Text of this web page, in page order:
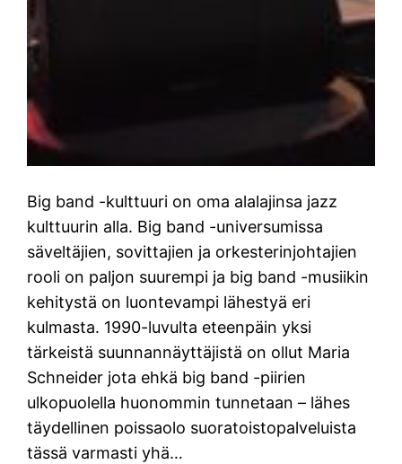
Big band -kulttuuri on oma alalajinsa jazz
kulttuurin alla. Big band -universumissa
säveltäjien, sovittajien ja orkesterinjohtajien
rooli on paljon suurempi ja big band -musiikin
kehitystä on luontevampi lähestyä eri
kulmasta. 1990-luvulta eteenpäin yksi
tärkeistä suunnannäyttäjistä on ollut Maria
Schneider jota ehkä big band -piirien
ulkopuolella huonommin tunnetaan – lähes
täydellinen poissaolo suoratoistopalveluista
tässä varmasti yhä…